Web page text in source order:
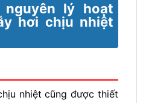
lý hoạt
hơi chịu nhiệt
nhiệt cũng được thiết